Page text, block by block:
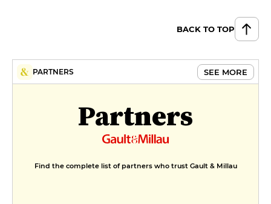
BACK TO TOP
PARTNERS SEE MORE
Partners
Find the complete list of partners who trust Gault & Millau